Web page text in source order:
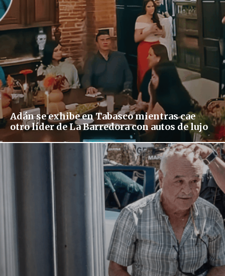
Adán se exhibe en Tabasco mientras cae
otro líder de La Barredora con autos de lujo